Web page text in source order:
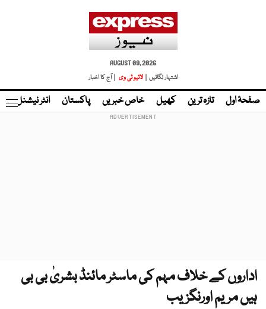
AUGUST 09, 2026
اشتہار لگائیں |
لائیو ٹی وی | آج کا اخبار
صفحۂ اول تازہ ترین کھیل خاص خبریں پاکستان انٹر نیشنل
اداروں کے خلاف مہم کی ماسٹر مائنڈ بشریٰ بی بی
ہیں مریم اورنگزیب